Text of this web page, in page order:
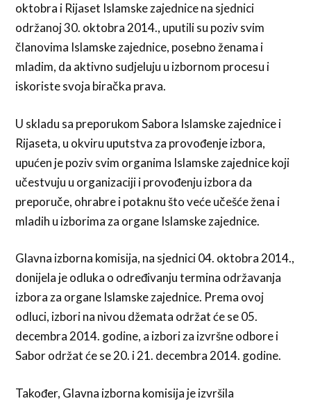
oktobra i Rijaset Islamske zajednice na sjednici
održanoj 30. oktobra 2014., uputili su poziv svim
članovima Islamske zajednice, posebno ženama i
mladim, da aktivno sudjeluju u izbornom procesu i
iskoriste svoja biračka prava.
U skladu sa preporukom Sabora Islamske zajednice i
Rijaseta, u okviru uputstva za provođenje izbora,
upućen je poziv svim organima Islamske zajednice koji
učestvuju u organizaciji i provođenju izbora da
preporuče, ohrabre i potaknu što veće učešće žena i
mladih u izborima za organe Islamske zajednice.
Glavna izborna komisija, na sjednici 04. oktobra 2014.,
donijela je odluka o određivanju termina održavanja
izbora za organe Islamske zajednice. Prema ovoj
odluci, izbori na nivou džemata održat će se 05.
decembra 2014. godine, a izbori za izvršne odbore i
Sabor održat će se 20. i 21. decembra 2014. godine.
Također, Glavna izborna komisija je izvršila